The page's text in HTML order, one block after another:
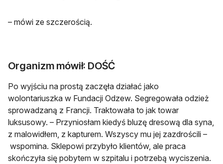
– mówi ze szczerością.
Organizm mówił: DOŚĆ
Po wyjściu na prostą zaczęła działać jako
wolontariuszka w Fundacji Odzew. Segregowała odzież
sprowadzaną z Francji. Traktowała to jak towar
luksusowy. – Przyniosłam kiedyś bluzę dresową dla syna,
z malowidłem, z kapturem. Wszyscy mu jej zazdrościli –
wspomina. Sklepowi przybyło klientów, ale praca
skończyła się pobytem w szpitalu i potrzebą wyciszenia.